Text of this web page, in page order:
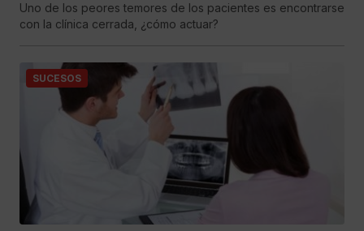
Uno de los peores temores de los pacientes es encontrarse
con la clínica cerrada, ¿cómo actuar?
SUCESOS